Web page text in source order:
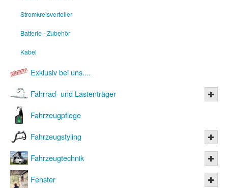
Stromkreisverteiler
Batterie - Zubehör
Kabel
Exklusiv bei uns....
Fahrrad- und Lastenträger
Fahrzeugpflege
Fahrzeugstyling
Fahrzeugtechnik
Fenster